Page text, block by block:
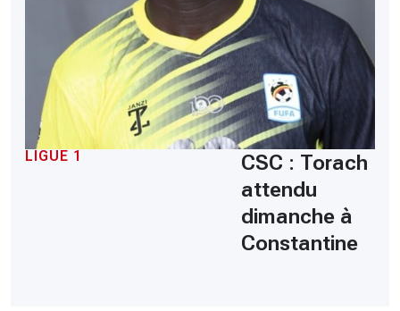
LIGUE 1
CSC : Torach
attendu
dimanche à
Constantine